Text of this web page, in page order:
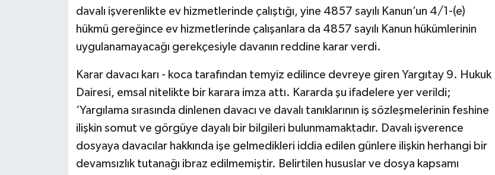
davalı işverenlikte ev hizmetlerinde çalıştığı, yine 4857 sayılı Kanun’un 4/1-(e)
hükmü gereğince ev hizmetlerinde çalışanlara da 4857 sayılı Kanun hükümlerinin
uygulanamayacağı gerekçesiyle davanın reddine karar verdi.
Karar davacı karı - koca tarafından temyiz edilince devreye giren Yargıtay 9. Hukuk
Dairesi, emsal nitelikte bir karara imza attı. Kararda şu ifadelere yer verildi;
‘Yargılama sırasında dinlenen davacı ve davalı tanıklarının iş sözleşmelerinin feshine
ilişkin somut ve görgüye dayalı bir bilgileri bulunmamaktadır. Davalı işverence
dosyaya davacılar hakkında işe gelmedikleri iddia edilen günlere ilişkin herhangi bir
devamsızlık tutanağı ibraz edilmemiştir. Belirtilen hususlar ve dosya kapsamı